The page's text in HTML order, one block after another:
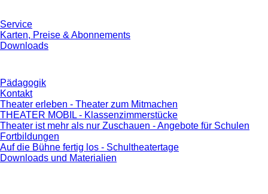
Service
Karten, Preise & Abonnements
Downloads
Pädagogik
Kontakt
Theater erleben - Theater zum Mitmachen
THEATER MOBIL - Klassenzimmerstücke
Theater ist mehr als nur Zuschauen - Angebote für Schulen
Fortbildungen
Auf die Bühne fertig los - Schultheatertage
Downloads und Materialien